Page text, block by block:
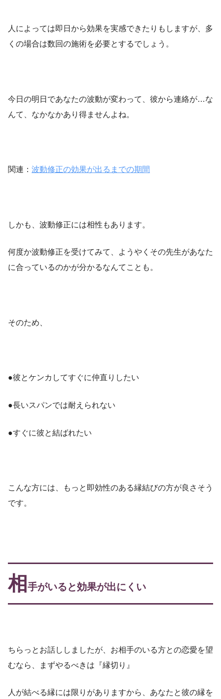
人によっては即日から効果を実感できたりもしますが、多
くの場合は数回の施術を必要とするでしょう。
今日の明日であなたの波動が変わって、彼から連絡が…な
んて、なかなかあり得ませんよね。
関連： 波動修正の効果が出るまでの期間
しかも、波動修正には相性もあります。
何度か波動修正を受けてみて、ようやくその先生があなた
に合っているのかが分かるなんてことも。
そのため、
●彼とケンカしてすぐに仲直りしたい
●長いスパンでは耐えられない
●すぐに彼と結ばれたい
こんな方には、もっと即効性のある縁結びの方が良さそう
です。
相 手がいると効果が出にくい
ちらっとお話ししましたが、お相手のいる方との恋愛を望
むなら、まずやるべきは『縁切り』
人が結べる縁には限りがありますから、あなたと彼の縁を